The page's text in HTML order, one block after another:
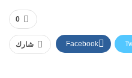
0
شارك Facebook